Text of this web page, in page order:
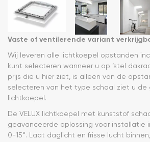
Vaste of ventilerende variant
Wij leveren alle lichtkoepel opstanden
kunt selecteren wanneer u op ‘stel
prijs die u hier ziet, is alleen van de
selecteren van het type schaal ziet u de
lichtkoepel.
De VELUX lichtkoepel met kunststof
geavanceerde oplossing voor installatie
0-15°. Laat daglicht en frisse lucht